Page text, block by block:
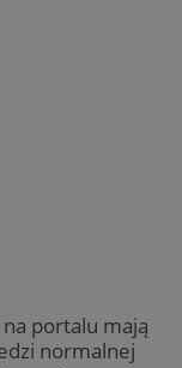
portalu mają
normalnej